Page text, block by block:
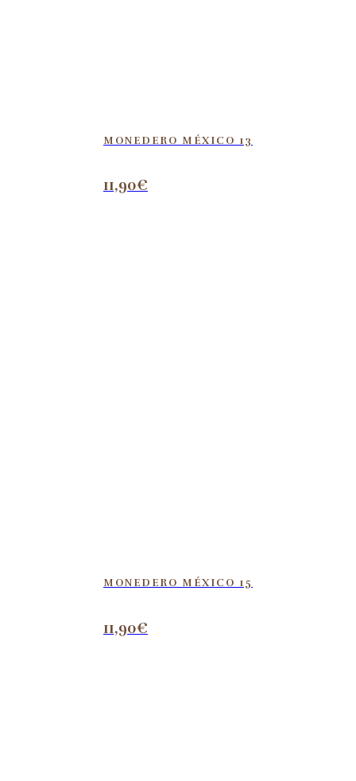
MONEDERO MÉXICO 13
11,90€
MONEDERO MÉXICO 15
11,90€